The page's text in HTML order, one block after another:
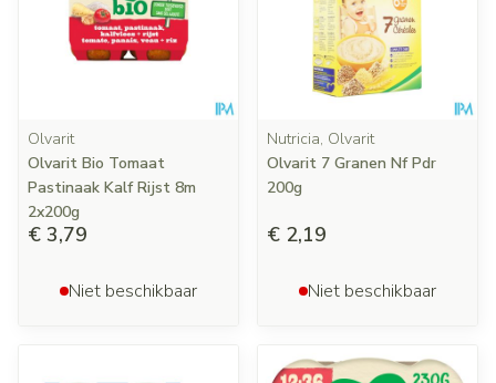
Olvarit
Olvarit Bio Tomaat
Pastinaak Kalf Rijst 8m
2x200g
€ 3,79
Niet beschikbaar
Nutricia, Olvarit
Olvarit 7 Granen Nf Pdr
200g
€ 2,19
Niet beschikbaar